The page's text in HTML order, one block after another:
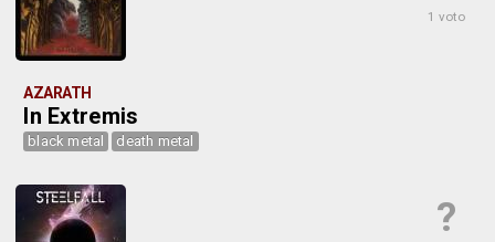
1 voto
AZARATH
In Extremis
black metal death metal
?